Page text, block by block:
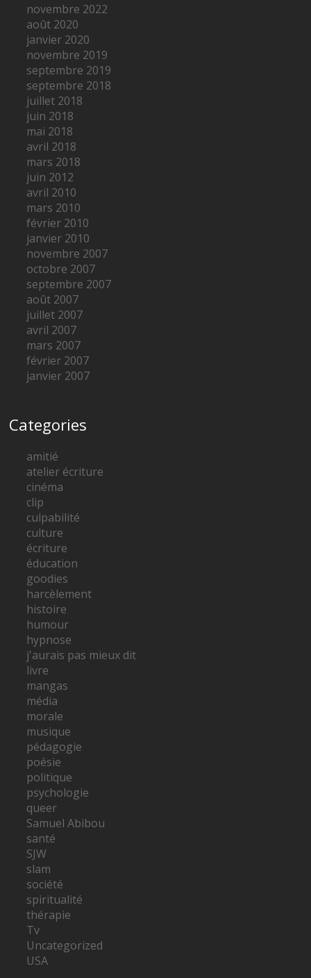
novembre 2022
août 2020
janvier 2020
novembre 2019
septembre 2019
septembre 2018
juillet 2018
juin 2018
mai 2018
avril 2018
mars 2018
juin 2012
avril 2010
mars 2010
février 2010
janvier 2010
novembre 2007
octobre 2007
septembre 2007
août 2007
juillet 2007
avril 2007
mars 2007
février 2007
janvier 2007
Categories
amitié
atelier écriture
cinéma
clip
culpabilité
culture
écriture
éducation
goodies
harcèlement
histoire
humour
hypnose
j'aurais pas mieux dit
livre
mangas
média
morale
musique
pédagogie
poésie
politique
psychologie
queer
Samuel Abibou
santé
SJW
slam
société
spiritualité
thérapie
Tv
Uncategorized
USA